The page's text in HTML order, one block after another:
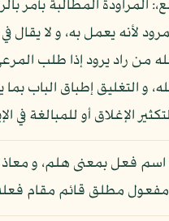
المراودة المطالبة بأمر
لأنه يعمل به، و لا يقال
من راد يرود إذا طلب
و التغليق إطباق الباب
الإغلاق أو للمبالغة في
فعل بمعنى هلم، و معاذ
مفعول مطلق قائم مقام